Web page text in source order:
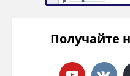
Получайте